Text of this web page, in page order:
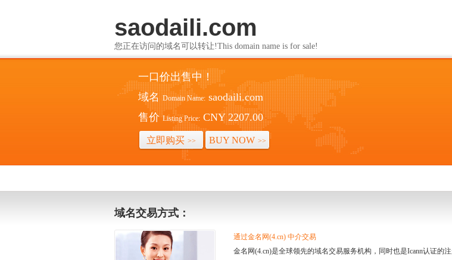
saodaili.com
您正在访问的域名可以转让!This domain name is for sale!
一口价出售中！
域名 Domain Name: saodaili.com
售价 Listing Price: CNY 2207.00
立即购买 >> BUY NOW >>
域名交易方式：
通过金名网(4.cn) 中介交易
金名网(4.cn)是全球领先的域名交易服务机构，同时也是Icann认证